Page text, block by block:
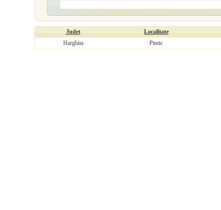
Judet
Localitate
Harghita
Pintic